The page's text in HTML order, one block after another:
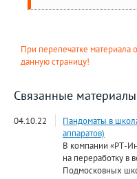
При перепечатке материала
данную страницу!
Связанные материалы
04.10.22
Пандоматы в
аппаратов)
В компании «РТ-
на переработку в
Подмосковных